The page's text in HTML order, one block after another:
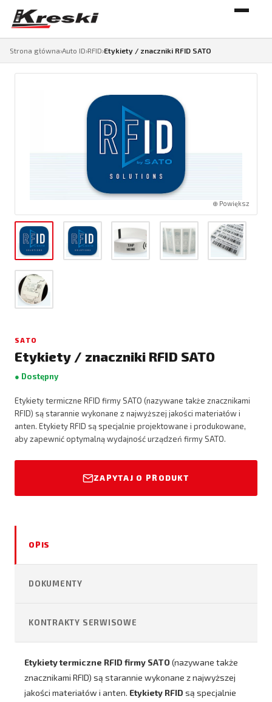
Strona główna›Auto ID›RFID›Etykiety / znaczniki RFID SATO
⊕ Powiększ
SATO
Etykiety / znaczniki RFID SATO
● Dostępny
Etykiety termiczne RFID firmy SATO (nazywane także znacznikami
RFID) są starannie wykonane z najwyższej jakości materiałów i
anten. Etykiety RFID są specjalnie projektowane i produkowane,
aby zapewnić optymalną wydajność urządzeń firmy SATO.
ZAPYTAJ O PRODUKT
OPIS
DOKUMENTY
KONTRAKTY SERWISOWE
Etykiety termiczne RFID firmy SATO(nazywane także
znacznikami RFID) są starannie wykonane z najwyższej
jakości materiałów i anten. Etykiety RFID są specjalnie